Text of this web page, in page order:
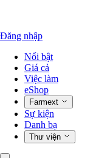
Đăng nhập
Nổi bật
Giá cả
Việc làm
eShop
Farmext
Sự kiện
Danh bạ
Thư viện